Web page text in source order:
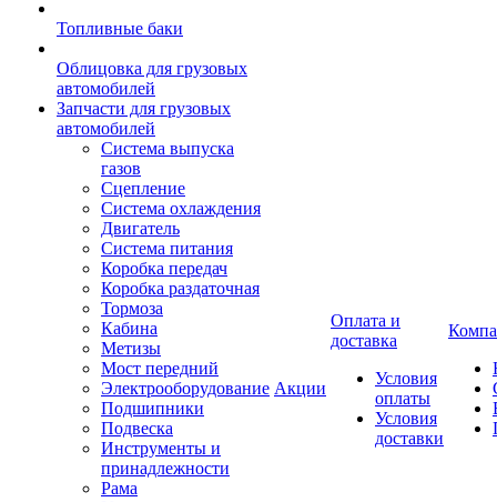
Топливные баки
Облицовка для грузовых
автомобилей
Запчасти для грузовых
автомобилей
Система выпуска
газов
Сцепление
Система охлаждения
Двигатель
Система питания
Коробка передач
Коробка раздаточная
Тормоза
Кабина
Метизы
Мост передний
Электрооборудование
Подшипники
Подвеска
Инструменты и
принадлежности
Рама
Акции
Оплата и
доставка
Условия
оплаты
Условия
доставки